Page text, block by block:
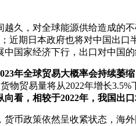
久，对全球能源供给造成的不
期日本政府也将对中国出口
国家经济下行，出口对中国的
年全球贸易大概率会持续萎
贸易量将从2022年增长
看，相较于2022年，我国出
币政策依然呈收紧状态，海